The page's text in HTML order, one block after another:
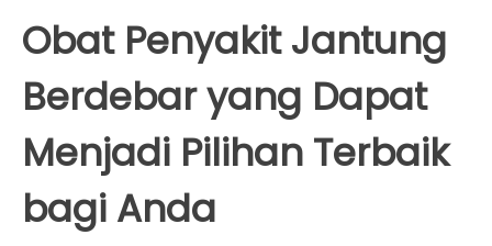
Obat Penyakit Jantung
Berdebar yang Dapat
Menjadi Pilihan Terbaik
bagi Anda